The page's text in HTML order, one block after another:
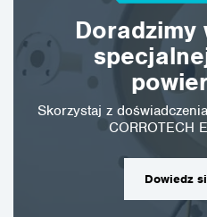
Doradzimy
Skorzystaj z
CORROTECH
Dowiedz